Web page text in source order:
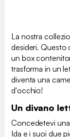
La nostra
desideri. Questo
un box
trasforma in un
diventa una
d'occhio!
Un divano
Concedetevi
Ida e i suoi due